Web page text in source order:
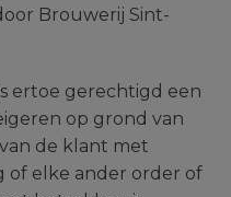
Brouwerij Sint-
ertoe gerechtigd een
op grond van
de klant met
of elke ander order of